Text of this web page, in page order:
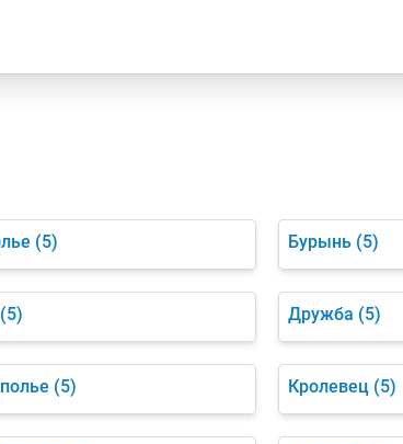
(5) Бурынь (5)
(5) Дружба (5)
(5) Кролевец (5)